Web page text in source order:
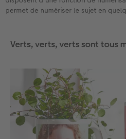
permet de numériser le sujet en
Verts, verts, verts sont tous